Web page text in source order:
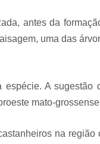
antes da
uma das
A
mato-
na